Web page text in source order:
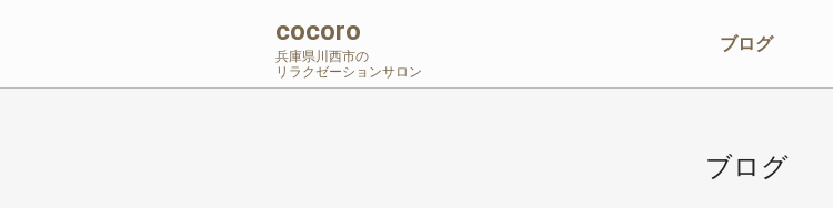
cocoro
兵庫県川西市の
リラクゼーションサロン
ブログ
ブログ